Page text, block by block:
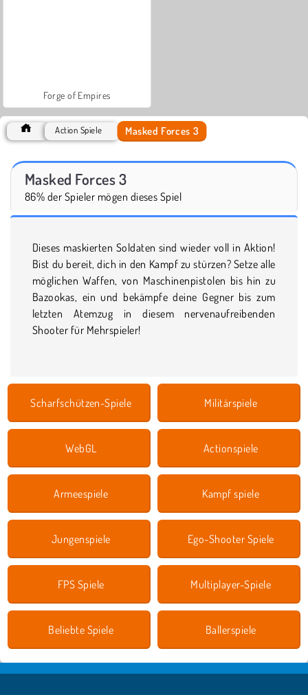
Forge of Empires
Action Spiele Masked Forces 3
Masked Forces 3
86% der Spieler mögen dieses Spiel
Dieses maskierten Soldaten sind wieder voll in Aktion!
Bist du bereit, dich in den Kampf zu stürzen? Setze alle
möglichen Waffen, von Maschinenpistolen bis hin zu
Bazookas, ein und bekämpfe deine Gegner bis zum
letzten Atemzug in diesem nervenaufreibenden
Shooter für Mehrspieler!
Scharfschützen-Spiele Militärspiele
WebGL Actionspiele
Armeespiele Kampf spiele
Jungenspiele Ego-Shooter Spiele
FPS Spiele Multiplayer-Spiele
Beliebte Spiele Ballerspiele